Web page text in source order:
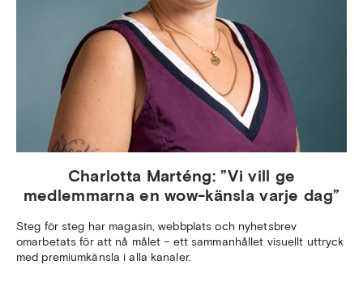
Charlotta Marténg: ”Vi vill ge
medlemmarna en wow-känsla varje dag”
Steg för steg har magasin, webbplats och nyhetsbrev
omarbetats för att nå målet – ett sammanhållet visuellt uttryck
med premiumkänsla i alla kanaler.